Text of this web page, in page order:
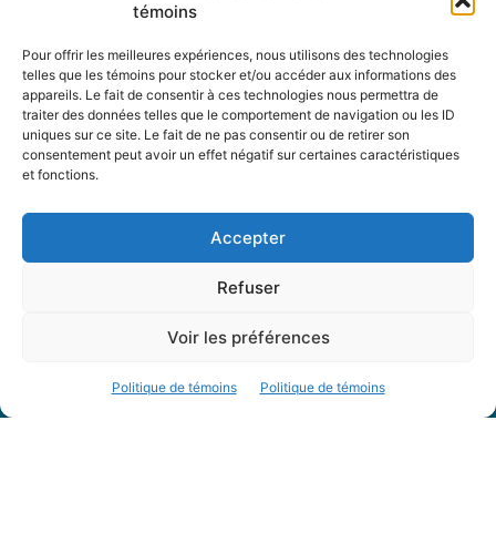
témoins
Pour offrir les meilleures expériences, nous utilisons des technologies
telles que les témoins pour stocker et/ou accéder aux informations des
appareils. Le fait de consentir à ces technologies nous permettra de
traiter des données telles que le comportement de navigation ou les ID
uniques sur ce site. Le fait de ne pas consentir ou de retirer son
consentement peut avoir un effet négatif sur certaines caractéristiques
et fonctions.
Accepter
Refuser
Voir les préférences
Politique de témoins Politique de témoins
Partenaires
FAQ
Offre d’emploi
Contactez-nous :journal@journaldelarue.ca